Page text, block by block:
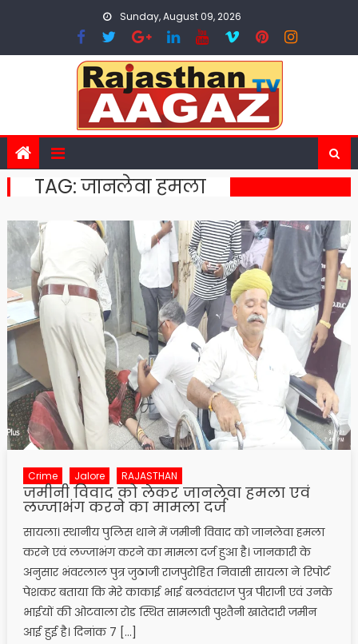
Sunday, August 09, 2026
TAG:जानलेवा हमला
Crime Jalore RAJASTHAN
जमीनी विवाद को लेकर जानलेवा हमला एवं
लज्जाभंग करने का मामला दर्ज
सायला। स्थानीय पुलिस थाने में जमीनी विवाद को जानलेवा हमला
करने एवं लज्जाभंग करने का मामला दर्ज हुआ है। जानकारी के
अनुसार भंवरलाल पुत्र जुठाजी राजपुरोहित निवासी सायला ने रिपोर्ट
पेशकर बताया कि मेरे काकाई भाई बलवंतराज पुत्र पीराजी एवं उनके
भाईयों की ओटवाला रोड स्थित सामलाती पुश्तैनी खातेदारी जमीन
आई हुई है। दिनांक 7 […]